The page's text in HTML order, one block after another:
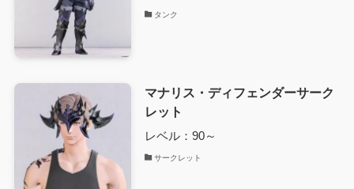
タンク
マナリス・ディフェンダーサーク
レット
レベル：90～
サークレット